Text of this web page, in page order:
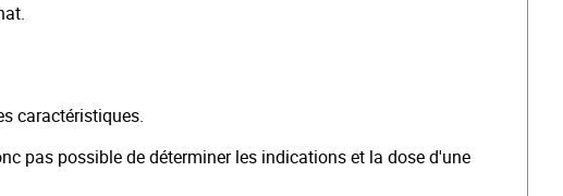
caractéristiques.
pas possible de déterminer les indications et la dose d'une